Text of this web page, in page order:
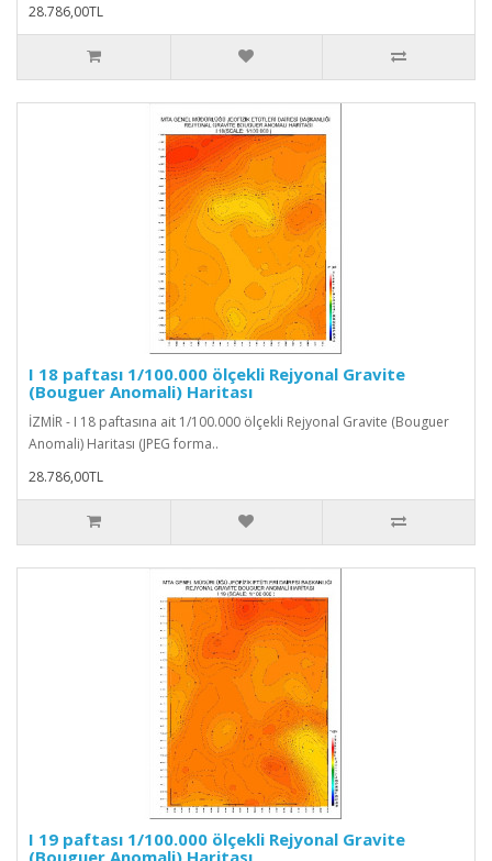
28.786,00TL
I 18 paftası 1/100.000 ölçekli Rejyonal Gravite
(Bouguer Anomali) Haritası
İZMİR - I 18 paftasına ait 1/100.000 ölçekli Rejyonal Gravite (Bouguer
Anomali) Haritası (JPEG forma..
28.786,00TL
I 19 paftası 1/100.000 ölçekli Rejyonal Gravite
(Bouguer Anomali) Haritası